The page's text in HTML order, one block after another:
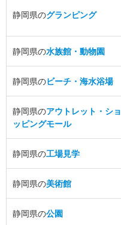
静岡県のグランピング
静岡県の水族館・動物園
静岡県のビーチ・海水浴場
静岡県のアウトレット・ショ
ッピングモール
静岡県の工場見学
静岡県の美術館
静岡県の公園